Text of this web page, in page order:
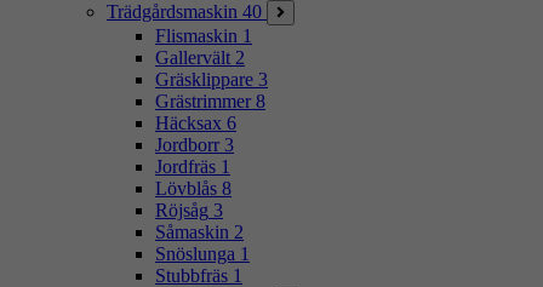
Trädgårdsmaskin 40
Flismaskin 1
Gallervält 2
Gräsklippare 3
Grästrimmer 8
Häcksax 6
Jordborr 3
Jordfräs 1
Lövblås 8
Röjsåg 3
Såmaskin 2
Snöslunga 1
Stubbfräs 1